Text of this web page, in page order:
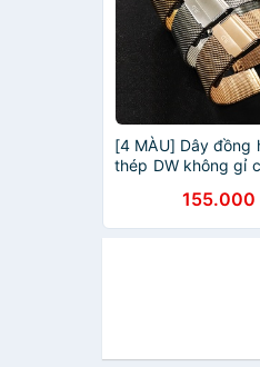
[4 MÀU] Dây đồng
thép DW không gỉ
[TẶNG CHỐT]155.000